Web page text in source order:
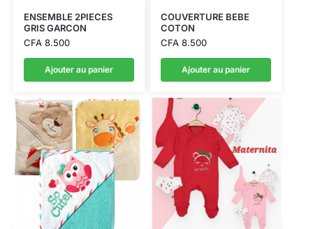
ENSEMBLE 2PIECES
GRIS GARCON
CFA8.500
Ajouter au panier
COUVERTURE BEBE
COTON
CFA8.500
Ajouter au panier